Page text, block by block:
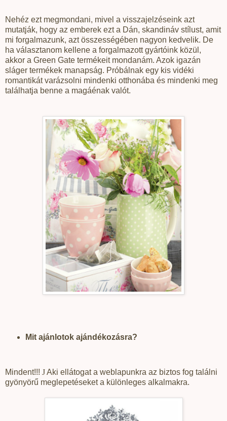
Nehéz ezt megmondani, mivel a visszajelzéseink azt
mutatják, hogy az emberek ezt a Dán, skandináv stílust, amit
mi forgalmazunk, azt összességében nagyon kedvelik. De
ha választanom kellene a forgalmazott gyártóink közül,
akkor a Green Gate termékeit mondanám. Azok igazán
sláger termékek manapság. Próbálnak egy kis vidéki
romantikát varázsolni mindenki otthonába és mindenki meg
találhatja benne a magáénak valót.
Mit ajánlotok ajándékozásra?
Mindent!!! JAki ellátogat a weblapunkra az biztos fog találni
gyönyörű meglepetéseket a különleges alkalmakra.